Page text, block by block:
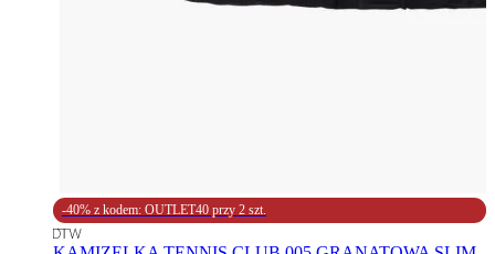
-40% z kodem: OUTLET40 przy 2 szt.